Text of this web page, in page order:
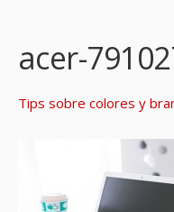
acer-
Tips sobre colores y